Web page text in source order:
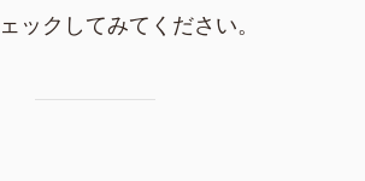
ックしてみてください。